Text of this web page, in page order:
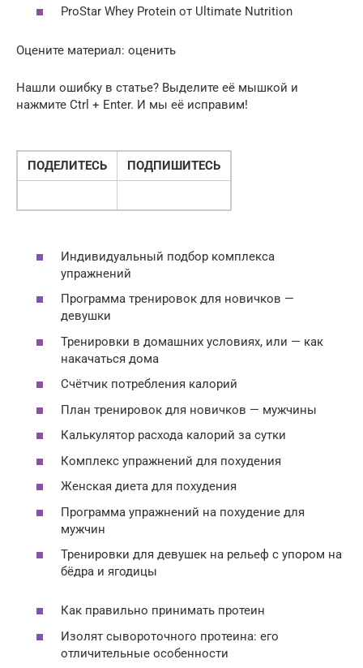
ProStar Whey Protein от Ultimate Nutrition
Оцените материал: оценить
Нашли ошибку в статье? Выделите её мышкой и
нажмите Ctrl + Enter. И мы её исправим!
ПОДЕЛИТЕСЬ ПОДПИШИТЕСЬ
Индивидуальный подбор комплекса
упражнений
Программа тренировок для новичков —
девушки
Тренировки в домашних условиях, или — как
накачаться дома
Счётчик потребления калорий
План тренировок для новичков — мужчины
Калькулятор расхода калорий за сутки
Комплекс упражнений для похудения
Женская диета для похудения
Программа упражнений на похудение для
мужчин
Тренировки для девушек на рельеф с упором на
бёдра и ягодицы
Как правильно принимать протеин
Изолят сывороточного протеина: его
отличительные особенности